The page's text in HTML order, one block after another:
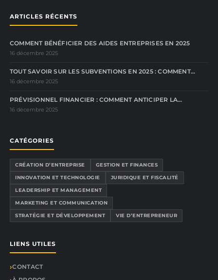
ARTICLES RÉCENTS
COMMENT BÉNÉFICIER DES AIDES ENTREPRISES EN 2025
16 décembre 2025
TOUT SAVOIR SUR LES SUBVENTIONS EN 2025 : COMMENT…
16 décembre 2025
PRÉVISIONNEL FINANCIER : COMMENT ANTICIPER LA…
16 décembre 2025
CATÉGORIES
CRÉATION D’ENTREPRISE
GESTION ET FINANCES
INNOVATION ET TECHNOLOGIE
JURIDIQUE ET FISCALITÉ
LEADERSHIP ET MANAGEMENT
MARKETING ET COMMUNICATION
STRATÉGIE ET DÉVELOPPEMENT
VIE D’ENTREPRENEUR
LIENS UTILES
CONTACT